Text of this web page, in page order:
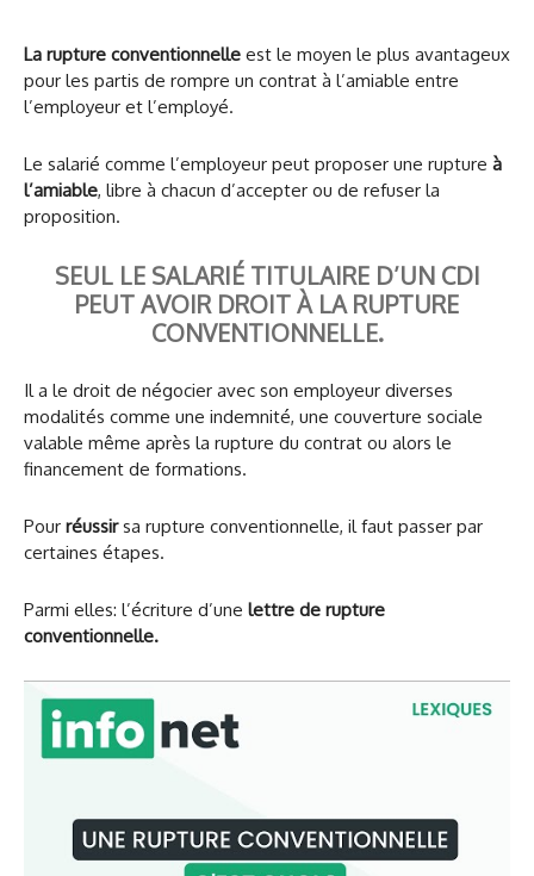
La rupture conventionnelle est le moyen le plus avantageux
pour les partis de rompre un contrat à l’amiable entre
l’employeur et l’employé.
Le salarié comme l’employeur peut proposer une rupture à
l’amiable, libre à chacun d’accepter ou de refuser la
proposition.
SEUL LE SALARIÉ TITULAIRE D’UN CDI
PEUT AVOIR DROIT À LA RUPTURE
CONVENTIONNELLE.
Il a le droit de négocier avec son employeur diverses
modalités comme une indemnité, une couverture sociale
valable même après la rupture du contrat ou alors le
financement de formations.
Pour réussirsa rupture conventionnelle, il faut passer par
certaines étapes.
Parmi elles: l’écriture d’une lettre de rupture
conventionnelle.